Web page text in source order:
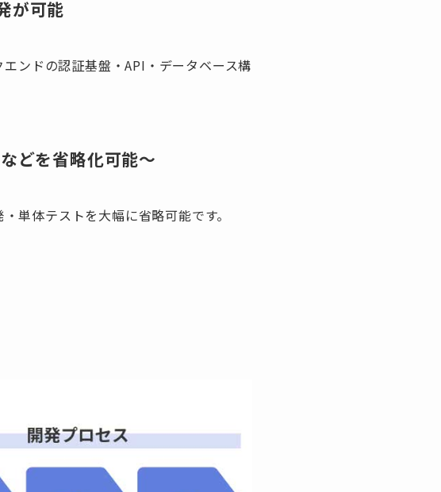
が可能
ンドの認証基盤・API・データベース構
どを省略化可能〜
単体テストを大幅に省略可能です。